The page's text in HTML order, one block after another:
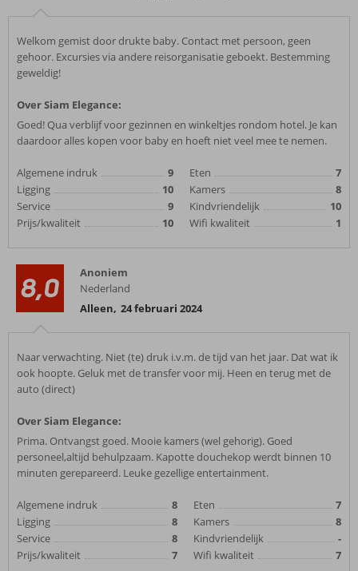
Welkom gemist door drukte baby. Contact met persoon, geen
gehoor. Excursies via andere reisorganisatie geboekt. Bestemming
geweldig!
Over Siam Elegance:
Goed! Qua verblijf voor gezinnen en winkeltjes rondom hotel. Je kan
daardoor alles kopen voor baby en hoeft niet veel mee te nemen.
Algemene indruk
9
Ligging
10
Service
9
Prijs/kwaliteit
10
Eten
7
Kamers
8
Kindvriendelijk
10
Wifi kwaliteit
1
8,0
Anoniem
Nederland
Alleen, 24 februari 2024
Naar verwachting. Niet (te) druk i.v.m. de tijd van het jaar. Dat wat ik
ook hoopte. Geluk met de transfer voor mij. Heen en terug met de
auto (direct)
Over Siam Elegance:
Prima. Ontvangst goed. Mooie kamers (wel gehorig). Goed
personeel,altijd behulpzaam. Kapotte douchekop werdt binnen 10
minuten gerepareerd. Leuke gezellige entertainment.
Algemene indruk
8
Ligging
8
Service
8
Prijs/kwaliteit
7
Eten
7
Kamers
8
Kindvriendelijk
-
Wifi kwaliteit
7